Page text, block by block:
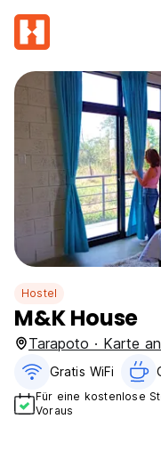
Hostel
M&K House
Tarapoto · Karte
Gratis WiFi
Für eine kostenlose
Voraus